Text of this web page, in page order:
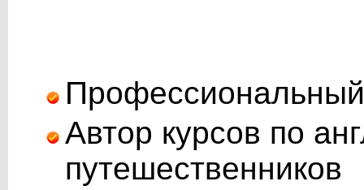
Профессиональный
Автор курсов по
путешественников